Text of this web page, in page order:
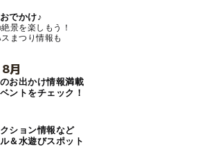
でかけ♪
景を楽しもう！
まつり情報も
月
お出かけ情報満載
ントをチェック！
ション情報など
＆水遊びスポット